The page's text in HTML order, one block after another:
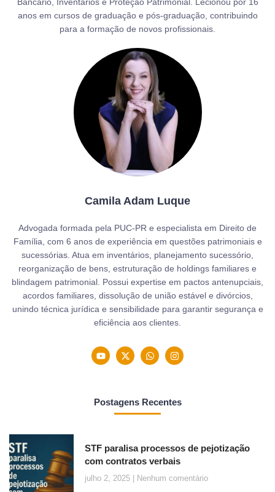
anos em cursos de graduação e pós-graduação, contribuindo
para a formação de novos profissionais.
Camila Adam Luque
Advogada formada pela PUC-PR e especialista em Direito de
Família, com 6 anos de experiência em questões patrimoniais e
sucessórias. Atua em inventários, planejamento sucessório,
reorganização de bens, estruturação de holdings familiares e
blindagem patrimonial. Possui expertise em pactos antenupciais,
acordos familiares, dissolução de união estável e divórcios,
unindo técnica jurídica e sensibilidade para garantir segurança e
eficiência aos clientes.
Postagens Recentes
STF paralisa processos de pejotização
com contratos verbais
julho 2, 2025 Nenhum comentário